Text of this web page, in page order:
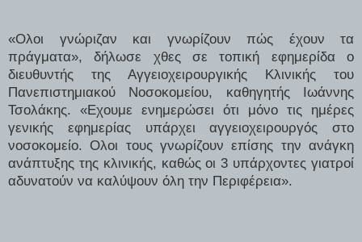
«Ολοι γνώριζαν και γνωρίζουν πώς έχουν τα
πράγματα», δήλωσε χθες σε τοπική εφημερίδα ο
διευθυντής της Αγγειοχειρουργικής Κλινικής του
Πανεπιστημιακού Νοσοκομείου, καθηγητής Ιωάννης
Τσολάκης. «Εχουμε ενημερώσει ότι μόνο τις ημέρες
γενικής εφημερίας υπάρχει αγγειοχειρουργός στο
νοσοκομείο. Ολοι τους γνωρίζουν επίσης την ανάγκη
ανάπτυξης της κλινικής, καθώς οι 3 υπάρχοντες γιατροί
αδυνατούν να καλύψουν όλη την Περιφέρεια».